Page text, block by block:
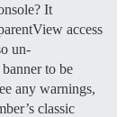
It
access
un-
to be
any warnings,
classic